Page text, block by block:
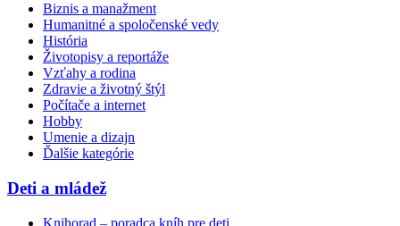
Biznis a manažment
Humanitné a spoločenské vedy
História
Životopisy a reportáže
Vzťahy a rodina
Zdravie a životný štýl
Počítače a internet
Hobby
Umenie a dizajn
Ďalšie kategórie
Deti a mládež
Knihorad – poradca kníh pre deti